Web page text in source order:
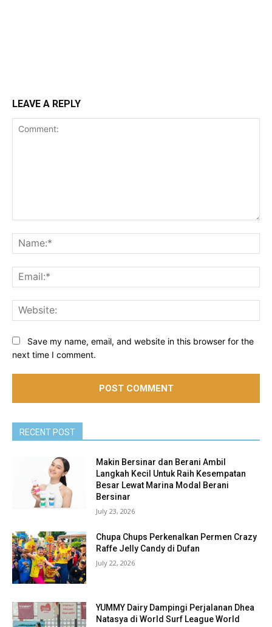
LEAVE A REPLY
Save my name, email, and website in this browser for the
next time I comment.
RECENT POST
Makin Bersinar dan Berani Ambil
Langkah Kecil Untuk Raih Kesempatan
Besar Lewat Marina Modal Berani
Bersinar
July 23, 2026
Chupa Chups Perkenalkan Permen Crazy
Raffe Jelly Candy di Dufan
July 22, 2026
YUMMY Dairy Dampingi Perjalanan Dhea
Natasya di World Surf League World